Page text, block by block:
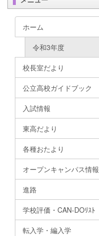
ホーム
令和3年度
校長室だより
公立高校ガイドブック
入試情報
東高だより
各種おたより
オープンキャンパス情報
進路
学校評価・CAN-DOﾘｽﾄ
転入学・編入学